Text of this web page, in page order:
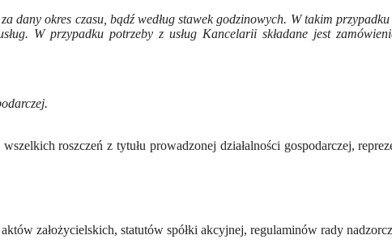
dany okres czasu, bądź według stawek godzinowych. W takim
W przypadku potrzeby z usług Kancelarii składane jest
roszczeń z tytułu prowadzonej działalności gospodarczej,
założycielskich, statutów spółki akcyjnej, regulaminów rady